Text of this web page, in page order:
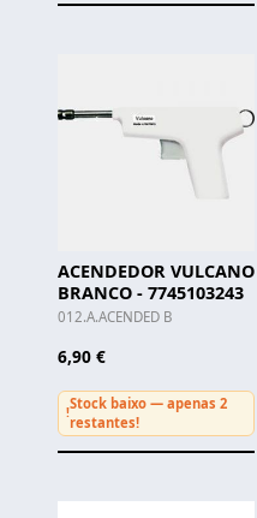
ACENDEDOR VULCANO
BRANCO - 7745103243
012.A.ACENDED B
6,90 €
!
Stock baixo — apenas 2
restantes!